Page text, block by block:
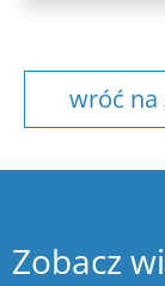
wróć na
Zobacz